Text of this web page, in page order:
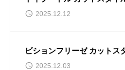
2025.12.12
ビションフリーゼ カットス
2025.12.03